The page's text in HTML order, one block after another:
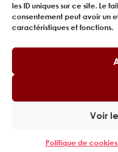
les ID uniques sur ce site. Le
consentement peut avoir un
caractéristiques et fonctions.
Voir
Politique de cookies
© Copyright
Déclaration de